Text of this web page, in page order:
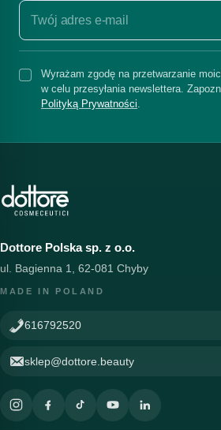
Wyrażam zgodę na przetwarzanie
w celu przesyłania newslettera.
Polityką Prywatności
Dottore Polska sp. z o.o.
ul. Bagienna 1, 62-081 Chyby
MADE IN POLAND
616792520
sklep@dottore.beauty